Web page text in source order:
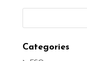
Categories